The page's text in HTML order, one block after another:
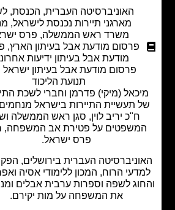
האוניברסיטה העברית,הכנסת,לשכת
מארגני תיירות נכנסת לישראל ,מנוח,
משרד ראש הממשלה,פרס ישראל,
פרסום מודעת אבל בעיתון הארץ,פרסום
מודעת אבל בעיתון ידיעות אחרונות,
פרסום מודעת אבל בעיתון ישראל היום,
תנועת הליכוד
(מיקי) פדרמן וחברי לשכת התיאום
תעשיית התיירות בישראל מנחמים את
ח"כ יריב לוין, סגן ראש הממשלה ושר
על פטירת אב המשפחה, חתן
פרס ישראל.
העברית בירושלים, הפקולטה
הרוח, המכון ללימודי אסיה ואפריקה
לשפה וספרות ערבית אבלים ומנחמים
את המשפחה על מות יקירם.